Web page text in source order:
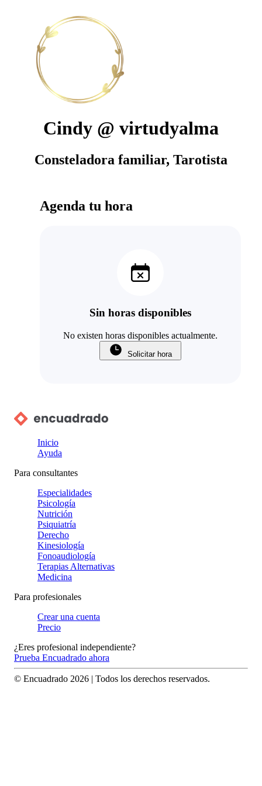
Cindy @ virtudyalma
Consteladora familiar, Tarotista
Agenda tu hora
Sin horas disponibles
No existen horas disponibles actualmente.
Solicitar hora
Inicio
Ayuda
Para consultantes
Especialidades
Psicología
Nutrición
Psiquiatría
Derecho
Kinesiología
Fonoaudiología
Terapias Alternativas
Medicina
Para profesionales
Crear una cuenta
Precio
¿Eres profesional independiente?
Prueba Encuadrado ahora
© Encuadrado 2026 | Todos los derechos reservados.